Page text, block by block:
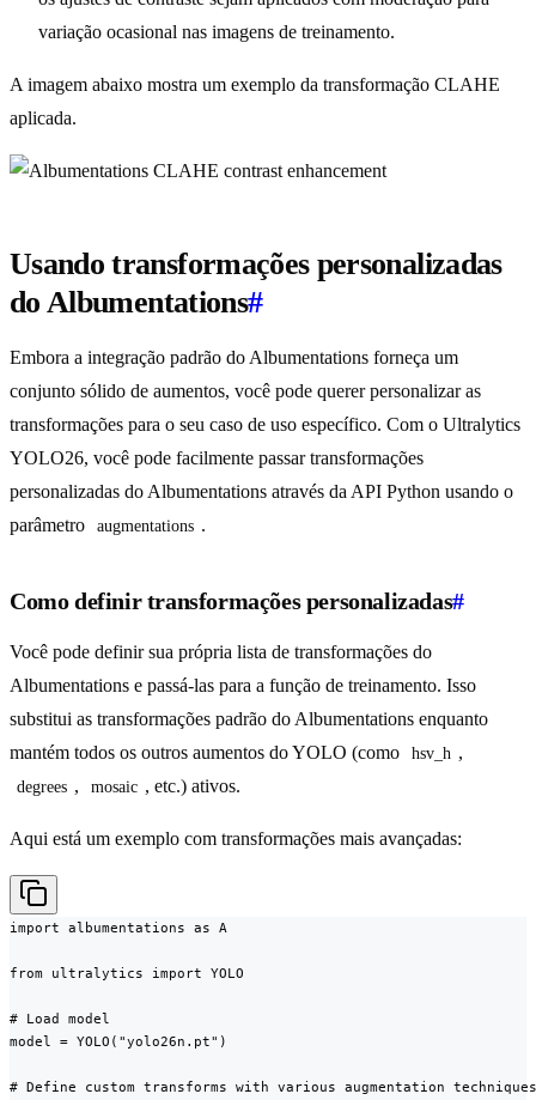
variação ocasional nas imagens de treinamento.
A imagem abaixo mostra um exemplo da transformação CLAHE
aplicada.
Usando transformações personalizadas
do Albumentations#
Embora a integração padrão do Albumentations forneça um
conjunto sólido de aumentos, você pode querer personalizar as
transformações para o seu caso de uso específico. Com o Ultralytics
YOLO26, você pode facilmente passar transformações
personalizadas do Albumentations através da API Python usando o
parâmetro
augmentations .
Como definir transformações personalizadas#
Você pode definir sua própria lista de transformações do
Albumentations e passá-las para a função de treinamento. Isso
substitui as transformações padrão do Albumentations enquanto
mantém todos os outros aumentos do YOLO (como
hsv_h ,
degrees , mosaic , etc.) ativos.
Aqui está um exemplo com transformações mais avançadas:
import albumentations as A
from ultralytics import YOLO
# Load model
model = YOLO("yolo26n.pt")
# Define custom transforms with various augmentation techniques